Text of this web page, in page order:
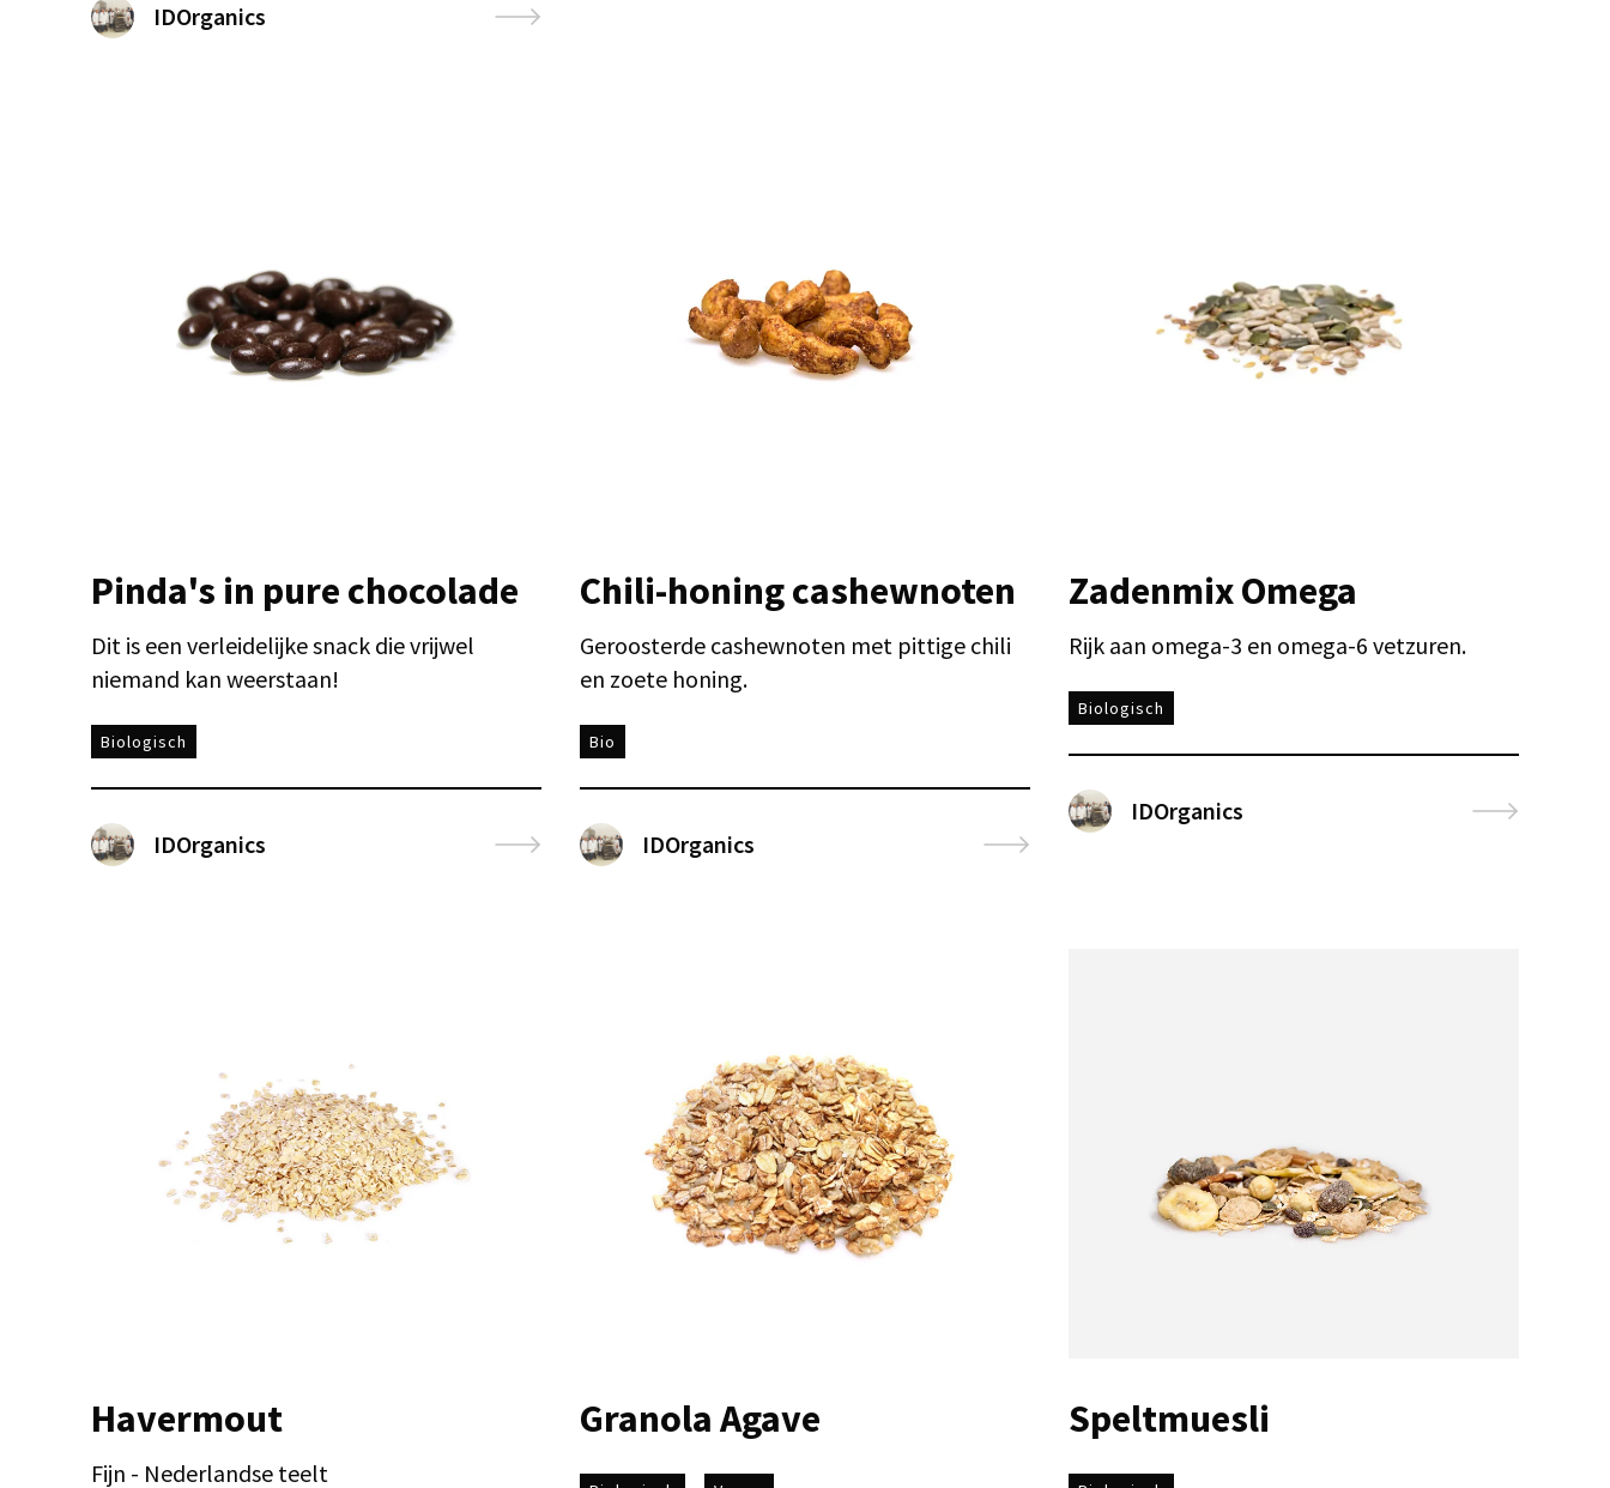
IDOrganics
Pinda's in pure chocolade
Dit is een verleidelijke snack die vrijwel
niemand kan weerstaan!
Biologisch
IDOrganics
Chili-honing cashewnoten
Geroosterde cashewnoten met pittige chili
en zoete honing.
Bio
IDOrganics
Zadenmix Omega
Rijk aan omega-3 en omega-6 vetzuren.
Biologisch
IDOrganics
Havermout
Fijn - Nederlandse teelt
Granola Agave Speltmuesli